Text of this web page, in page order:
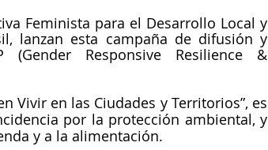
Feminista para el Desarrollo Local y
lanzan esta campaña de difusión y
Responsive Resilience &
Vivir en las Ciudades y Territorios”, es
por la protección ambiental, y
y a la alimentación.